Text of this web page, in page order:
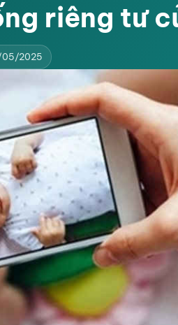
riêng tư
05/2025